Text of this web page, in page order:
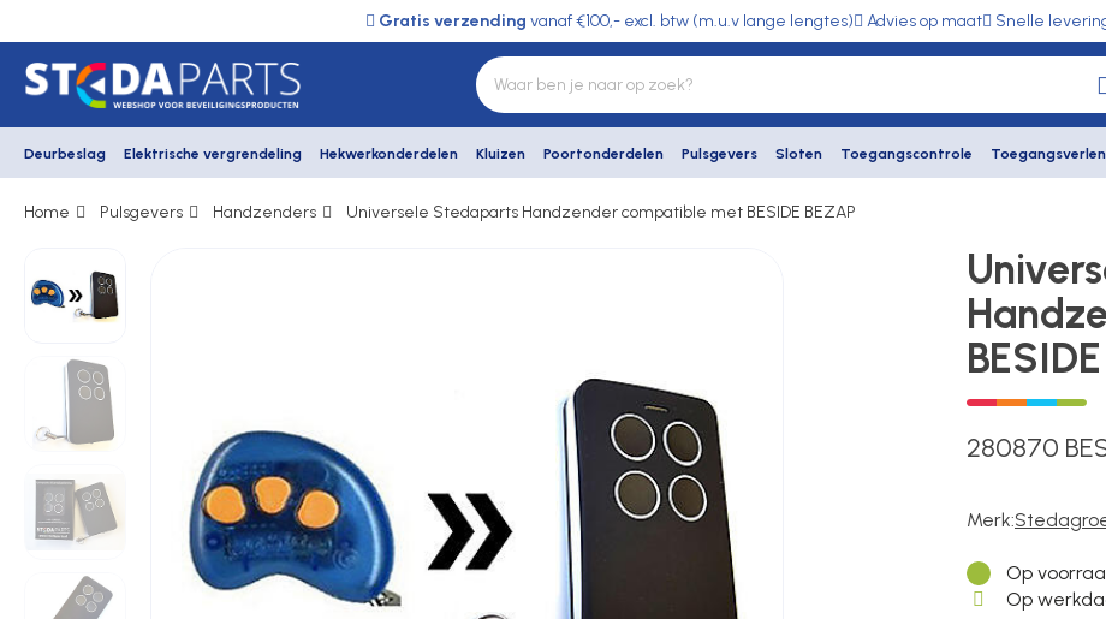
Gratis verzending vanaf €100,- excl. btw (m.u.v lange lengtes) Advies op maat Snelle
Deurbeslag Elektrische vergrendeling Hekwerkonderdelen Kluizen Poortonderdelen Pulsgevers Sloten Toegangscontrole
Deurbeslag
Elektrische vergrendeling
Hekwerkonderdelen
Kluizen
Poortonderdelen
Home Pulsgevers Handzenders Universele Stedaparts Handzender compatible met BESIDE BEZAP
280870
Merk:
Op
Op